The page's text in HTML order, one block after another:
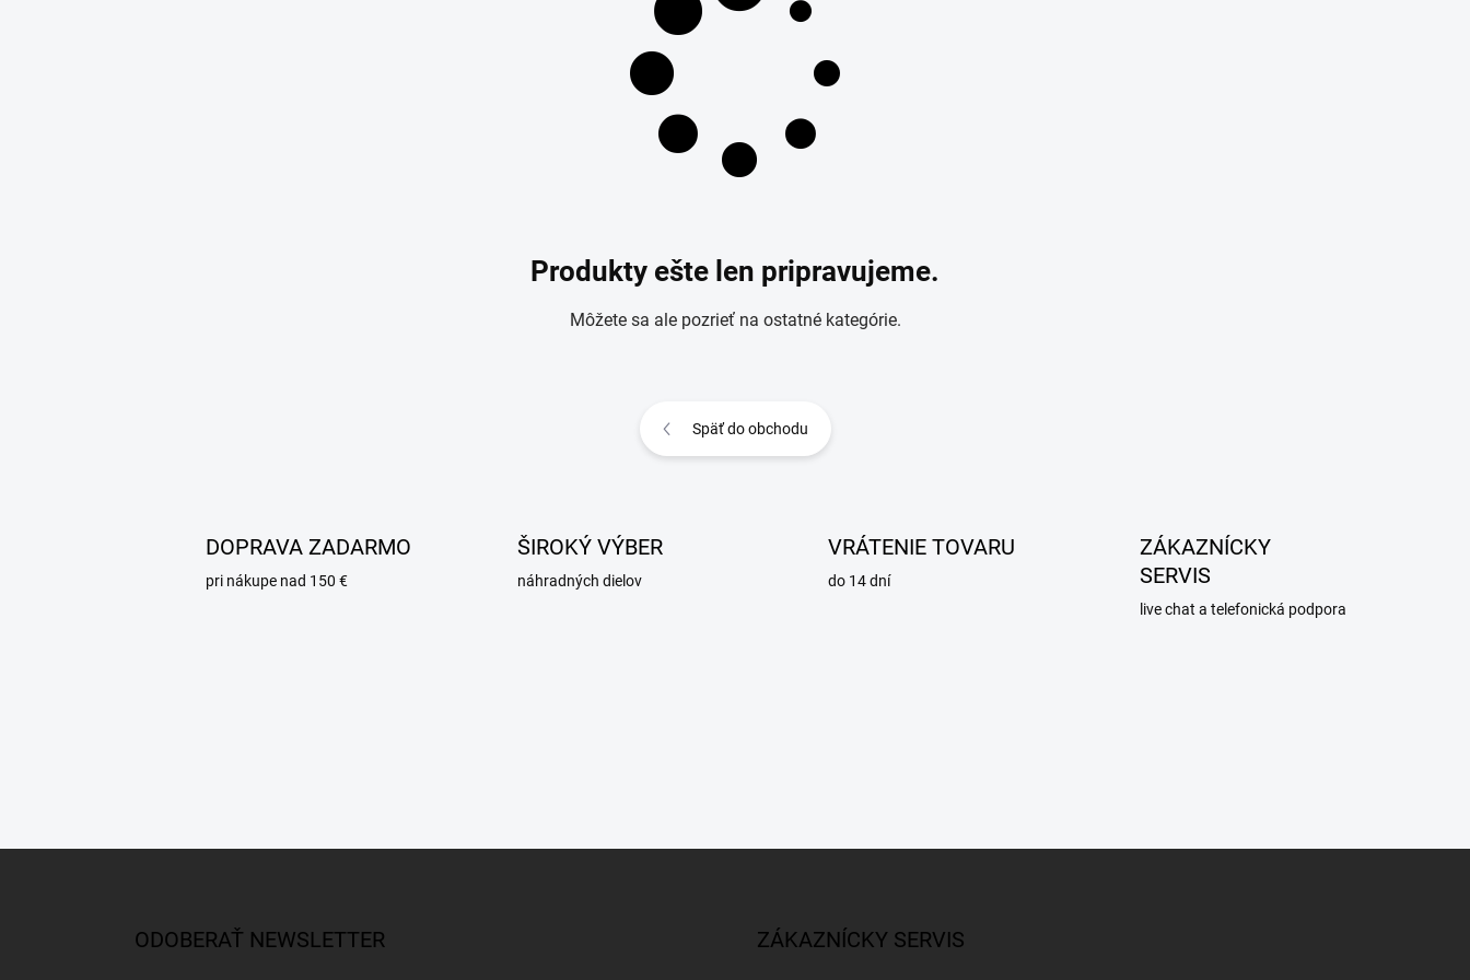
Produkty ešte len pripravujeme.
Môžete sa ale pozrieť na ostatné kategórie.
Späť do obchodu
DOPRAVA ZADARMO
pri nákupe nad 150 €
ŠIROKÝ VÝBER
náhradných dielov
VRÁTENIE TOVARU
do 14 dní
ZÁKAZNÍCKY
SERVIS
live chat a telefonická podpora
ODOBERAŤ NEWSLETTER ZÁKAZNÍCKY SERVIS